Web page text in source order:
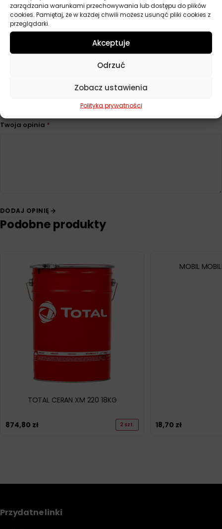
zarządzania warunkami przechowywania lub dostępu do plików
cookies. Pamiętaj, że w każdej chwili możesz usunąć pliki cookies z
przeglądarki.
Akceptuje
Odrzuć
Zobacz ustawienia
Polityka prywatności
Opinie
Na razie nie ma opinii o produkcie.
Twoja opinia *
DODAJ OPINIĘ
Podobne produkty
TOTAL CERAN XM 220 18KG
874,80 zł 2 szt.
MOBIL
18,70 zł
Przydatne linki